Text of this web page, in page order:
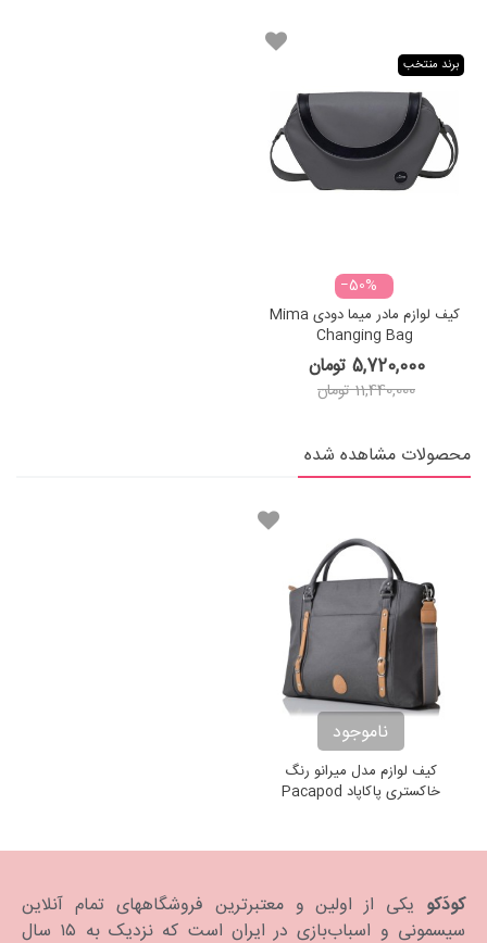
برند منتخب
‎−50%
کیف لوازم مادر میما دودی Mima
Changing Bag
5,720,000 تومان
11,440,000 تومان
محصولات مشاهده شده
ناموجود
کیف لوازم مدل میرانو رنگ
خاکستری پاکاپاد Pacapod
کودَکو یکی از اولین و معتبرترین فروشگاههای تمام آنلاین
سیسمونی و اسباب‌بازی در ایران است که نزدیک به ۱۵ سال